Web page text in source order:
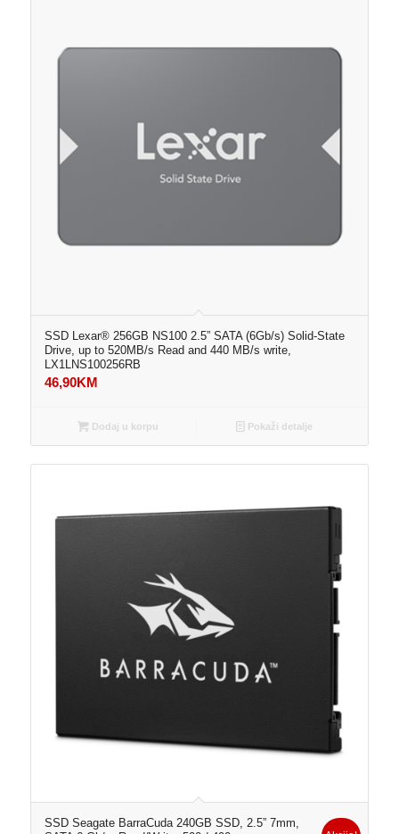
SSD Lexar® 256GB NS100 2.5” SATA (6Gb/s) Solid-State
Drive, up to 520MB/s Read and 440 MB/s write,
LX1LNS100256RB
46,90KM
Dodaj u korpu Pokaži detalje
SSD Seagate BarraCuda 240GB SSD, 2.5” 7mm,